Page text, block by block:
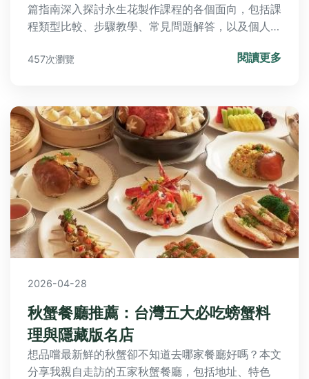
篇指南深入探討永生花製作課程的各個面向，包括課
程類型比較、步驟教學、常見問題解答，以及個人經
議，幫助你輕鬆入門，創造持久美麗的永生花作品。
457次瀏覽 閱讀更多
2026-04-28
秋蟹餐廳推薦：台灣五大必吃螃蟹料
理與隱藏版名店
想品嚐最新鮮的秋蟹卻不知道去哪家餐廳好嗎？本文
分享我親自走訪的五家秋蟹餐廳，包括地址、特色